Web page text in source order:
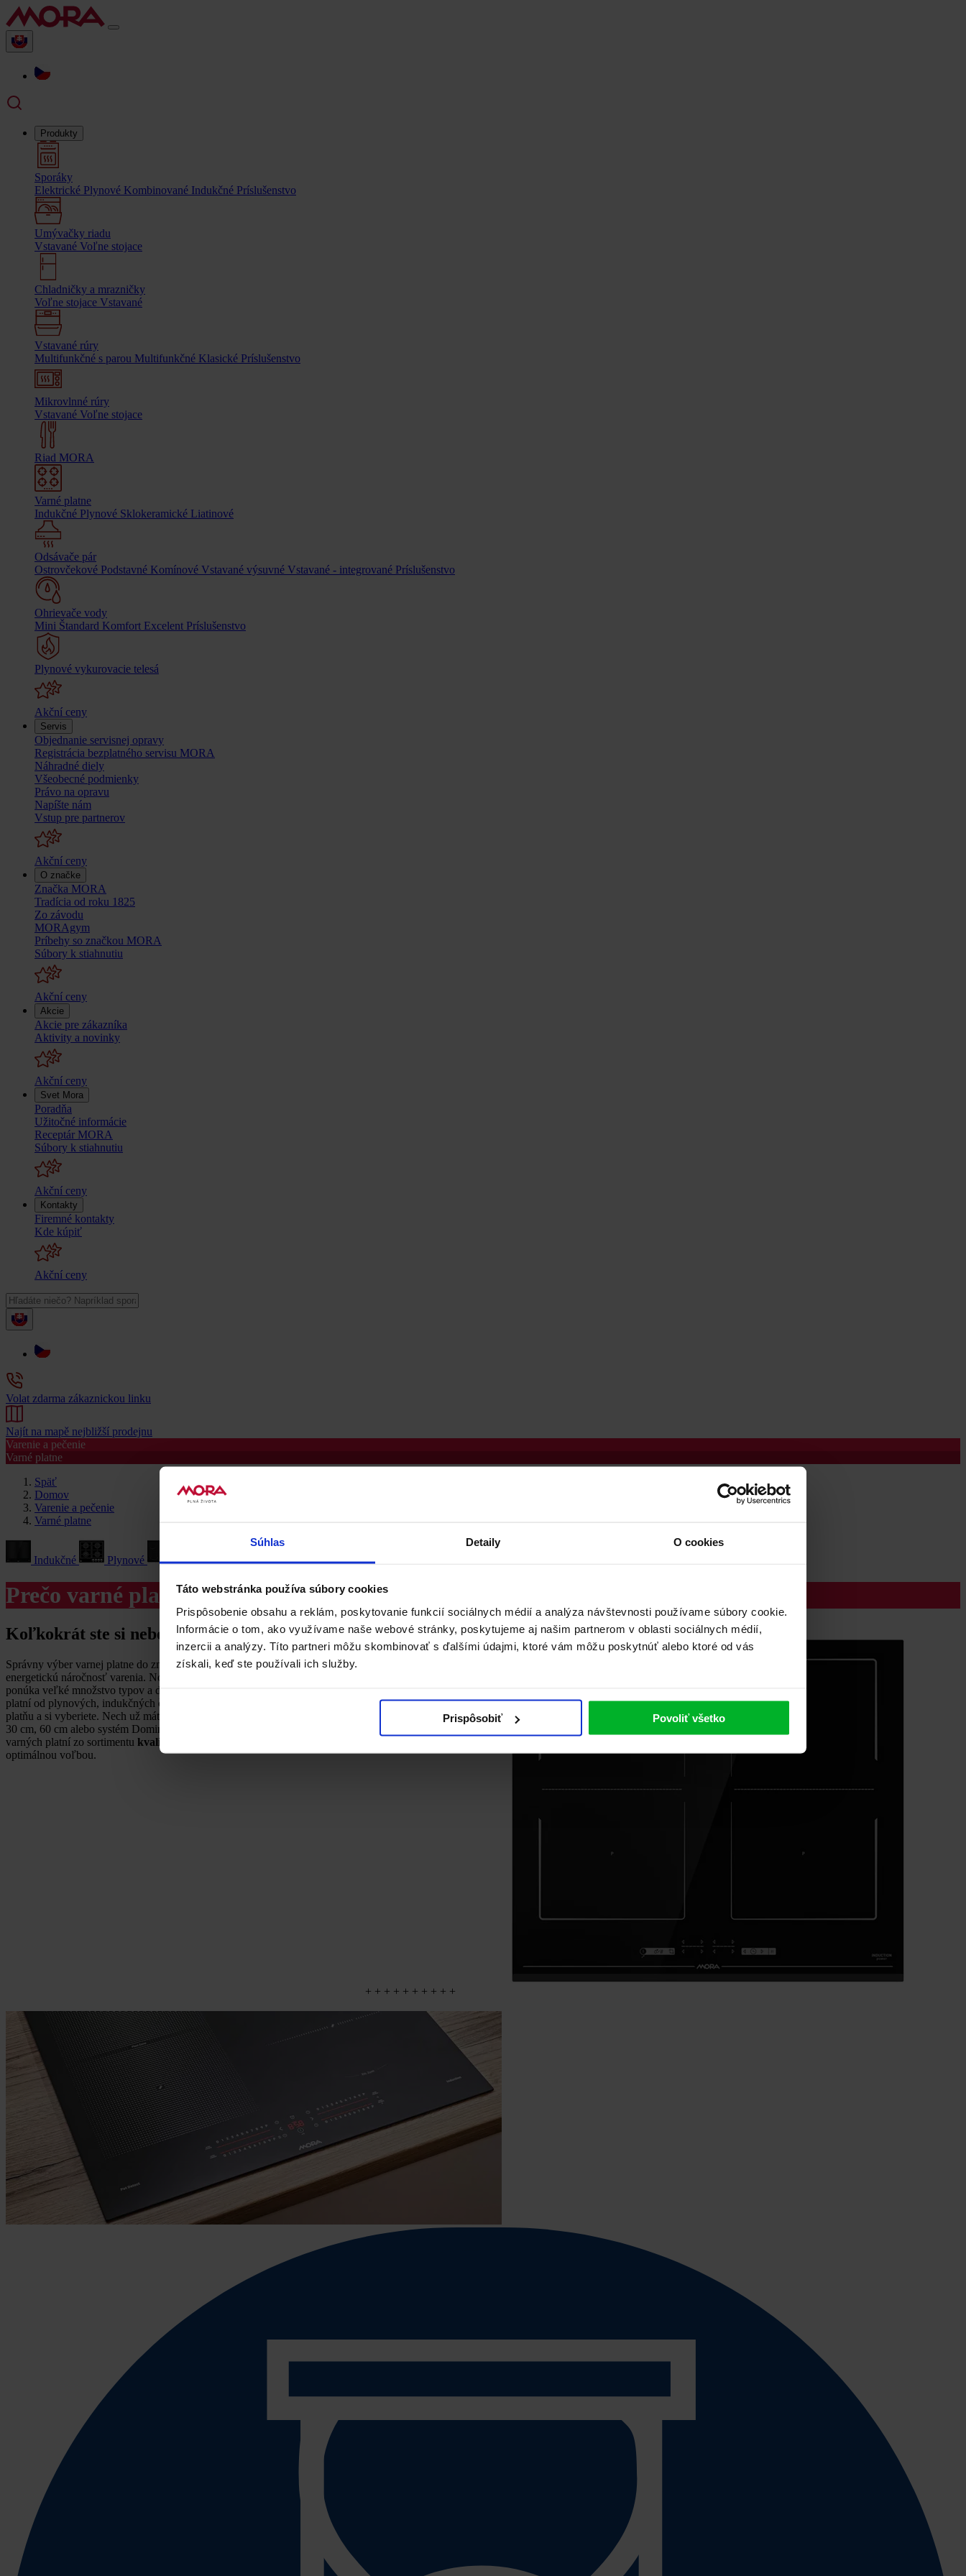
Súhlas Detaily O cookies
Táto webstránka používa súbory cookies
Prispôsobenie obsahu a reklám, poskytovanie funkcií sociálnych médií a analýza návštevnosti používame súbory cookie.
Informácie o tom, ako využívame naše webové stránky, poskytujeme aj našim partnerom v oblasti sociálnych médií,
inzercii a analýzy. Títo partneri môžu skombinovať s ďalšími údajmi, ktoré vám môžu poskytnúť alebo ktoré od vás
získali, keď ste používali ich služby.
Prispôsobiť Povoliť všetko
Produkty
Sporáky
Elektrické Plynové Kombinované Indukčné Príslušenstvo
Umývačky riadu
Vstavané Voľne stojace
Chladničky a mrazničky
Voľne stojace Vstavané
Vstavané rúry
Multifunkčné s parou Multifunkčné Klasické Príslušenstvo
Mikrovlnné rúry
Vstavané Voľne stojace
Riad MORA
Varné platne
Indukčné Plynové Sklokeramické Liatinové
Odsávače pár
Ostrovčekové Podstavné Komínové Vstavané výsuvné Vstavané - integrované Príslušenstvo
Ohrievače vody
Mini Štandard Komfort Excelent Príslušenstvo
Plynové vykurovacie telesá
Akční ceny
Servis
Objednanie servisnej opravy
Registrácia bezplatného servisu MORA
Náhradné diely
Všeobecné podmienky
Právo na opravu
Napíšte nám
Vstup pre partnerov
Akční ceny
O značke
Značka MORA
Tradícia od roku 1825
Zo závodu
MORAgym
Príbehy so značkou MORA
Súbory k stiahnutiu
Akční ceny
Akcie
Akcie pre zákazníka
Aktivity a novinky
Akční ceny
Svet Mora
Poradňa
Užitočné informácie
Receptár MORA
Súbory k stiahnutiu
Akční ceny
Kontakty
Firemné kontakty
Kde kúpiť
Akční ceny
Volat zdarma zákaznickou linku
Najít na mapě nejbližší prodejnu
Varenie a pečenie
Varné platne
Späť
Domov
Varenie a pečenie
Varné platne
Indukčné Plynové Sklokeramické Liatinové
Prečo varné platne MORA?
+ + + + + + + + + +
Koľkokrát ste si neboli istí s výberom?
Správny výber varnej platne do značnej miery ovplyvňuje kvalitu a rýchlosť i
energetickú náročnosť varenia. Nová generácia varných platní MORA vám
ponúka veľké množstvo typov a dizajnu samostatných či vstavaných varných
platní od plynových, indukčných či sklokeramických. Záleží len na vás, akú
platňu a si vyberiete. Nech už máte menšiu alebo väčšiu kuchyňu, šírky platní
30 cm, 60 cm alebo systém Domino, umožňujúci kombináciu troch rôznych
varných platní zo sortimentu kvalitnej českej značky MORA
optimálnou voľbou.